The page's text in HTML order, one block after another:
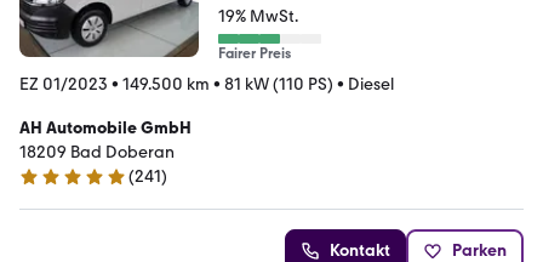
19% MwSt.
Fairer Preis
EZ 01/2023 • 149.500 km • 81 kW (110 PS) • Diesel
AH Automobile GmbH
18209 Bad Doberan
4.8 Sterne
(241)
Kontakt Parken